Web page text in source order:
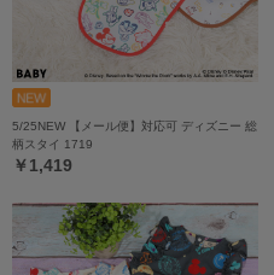
5/25NEW 【メール便】対応可 ディズニー 総
柄スタイ 1719
￥1,419